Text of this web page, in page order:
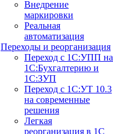
Внедрение
маркировки
Реальная
автоматизация
Переходы и реорганизация
Переход с 1С:УПП на
1С:Бухгалтерию и
1С:ЗУП
Переход с 1С:УТ 10.3
на современные
решения
Легкая
реорганизация в 1С